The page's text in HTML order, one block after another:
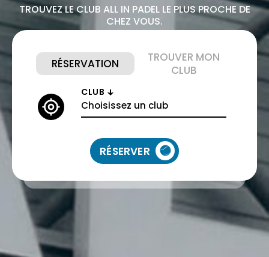
TROUVEZ LE CLUB ALL IN PADEL LE PLUS PROCHE DE
CHEZ VOUS.
RÉSERVATION
TROUVER MON
CLUB
Choisissez un club
RÉSERVER